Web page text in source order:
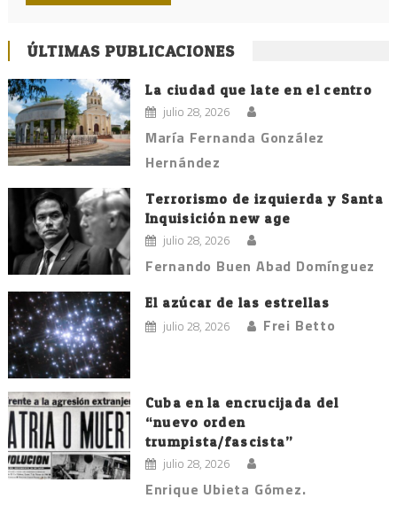
ÚLTIMAS PUBLICACIONES
La ciudad que late en el centro
julio 28, 2026
María Fernanda González
Hernández
Terrorismo de izquierda y Santa
Inquisición new age
julio 28, 2026
Fernando Buen Abad Domínguez
El azúcar de las estrellas
julio 28, 2026 Frei Betto
Cuba en la encrucijada del
“nuevo orden
trumpista/fascista”
julio 28, 2026
Enrique Ubieta Gómez.